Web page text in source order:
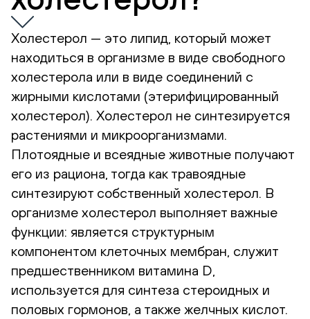
Холестерол — это липид, который может
находиться в организме в виде свободного
холестерола или в виде соединений с
жирными кислотами (этерифицированный
холестерол). Холестерол не синтезируется
растениями и микроорганизмами.
Плотоядные и всеядные животные получают
его из рациона, тогда как травоядные
синтезируют собственный холестерол. В
организме холестерол выполняет важные
функции: является структурным
компонентом клеточных мембран, служит
предшественником витамина D,
используется для синтеза стероидных и
половых гормонов, а также желчных кислот.